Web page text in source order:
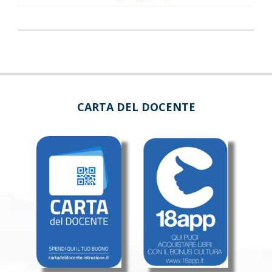
CARTA DEL DOCENTE